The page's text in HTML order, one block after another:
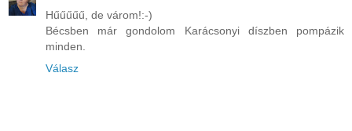
Hűűűűű, de várom!:-)
Bécsben már gondolom Karácsonyi díszben pompázik
minden.
Válasz